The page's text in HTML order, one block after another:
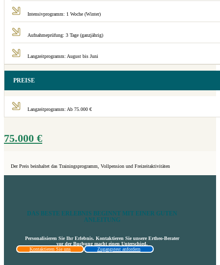
Intensivprogramm: 1 Woche (Winter)
Aufnahmeprüfung: 3 Tage (ganzjährig)
Langzeitprogramm: August bis Juni
PREISE
Langzeitprogramm: Ab 75.000 €
75.000 €
Der Preis beinhaltet das Trainingsprogramm, Vollpension und Freizeitaktivitäten
DAS BESTE ERLEBNIS BEGINNT MIT EINER GUTEN
ANLEITUNG
Personalisieren Sie Ihr Erlebnis. Kontaktieren Sie unsere Ertheo-Berater
vor der Buchung macht einen Unterschied.
Kontaktieren Sie uns
Zugangstest anfordern